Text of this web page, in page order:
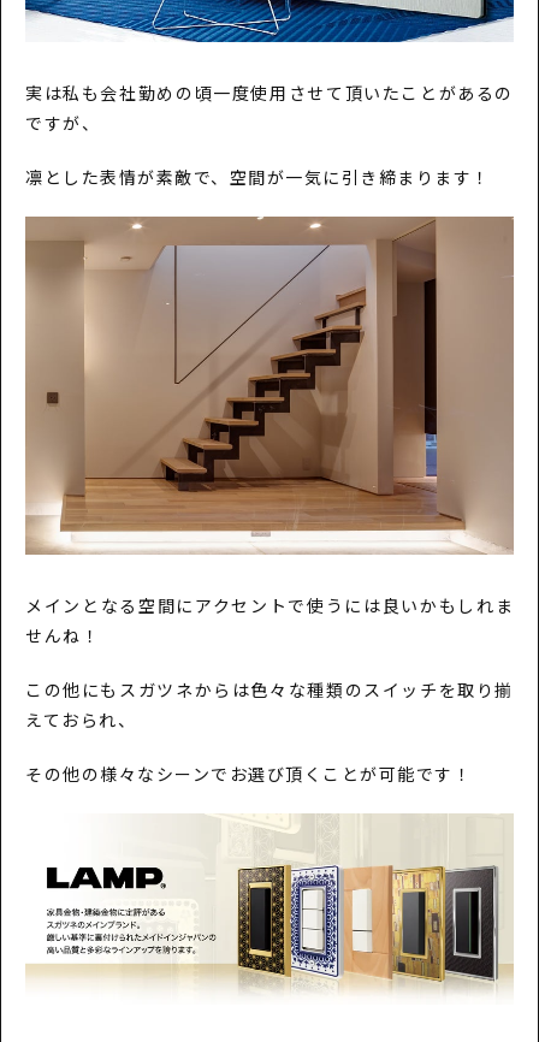
実は私も会社勤めの頃一度使用させて頂いたことがあるの
ですが、
凛とした表情が素敵で、空間が一気に引き締まります！
メインとなる空間にアクセントで使うには良いかもしれま
せんね！
この他にもスガツネからは色々な種類のスイッチを取り揃
えておられ、
その他の様々なシーンでお選び頂くことが可能です！